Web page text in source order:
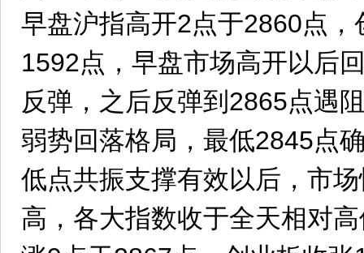
早盘沪指高开2点于2860点
1592点，早盘市场高开以后
反弹，之后反弹到2865点遇
弱势回落格局，最低2845点
低点共振支撑有效以后，市
高，各大指数收于全天相对